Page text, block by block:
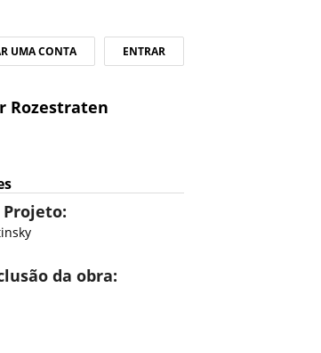
ENTRAR
UMA CONTA
Rozestraten
da obra: